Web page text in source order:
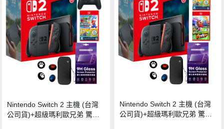
Nintendo Switch 2 主機 (台灣
公司貨)+超級瑪利歐兄弟 驚奇
Nintendo Switch 2 主機 (台灣
公司貨)+超級瑪利歐兄弟 驚奇